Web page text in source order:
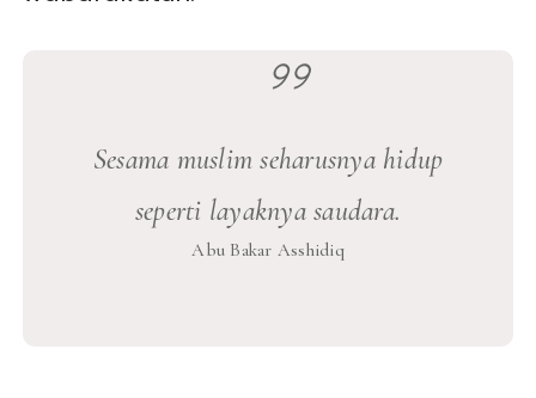
Sesama muslim seharusnya hidup
seperti layaknya saudara.
Abu Bakar Asshidiq